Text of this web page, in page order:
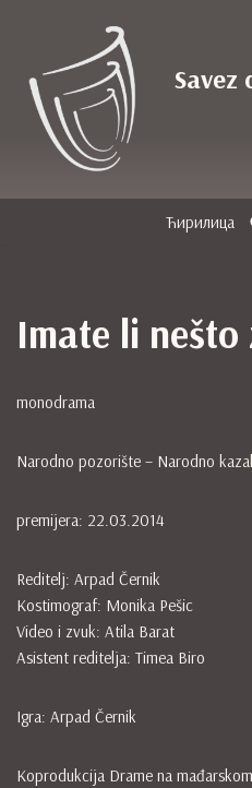
na
sadržaj
Savez
Ћирилица
Imate li
monodrama
Narodno pozorište – Narodno
premijera: 22.03.2014
Reditelj: Arpad Černik
Kostimograf: Monika Pešic
Video i zvuk: Atila Barat
Asistent reditelja: Timea Biro
Igra: Arpad Černik
Koprodukcija Drame na